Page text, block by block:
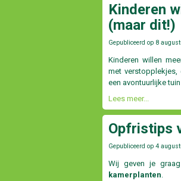
Kinderen
(maar dit!)
Gepubliceerd op 8
Kinderen willen
met verstopplekjes,
een avontuurlijke tuin
Lees meer...
Opfristips
Gepubliceerd op 4
Wij geven je graag
kamerplanten.